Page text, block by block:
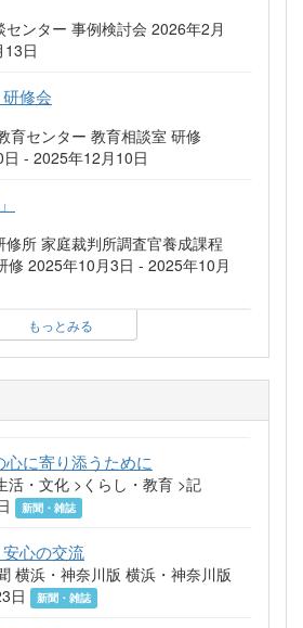
ンター 事例検討会 2026年2月
日
修会
育センター 教育相談室 研修
- 2025年12月10日
所 家庭裁判所調査官養成課程
修 2025年10月3日 - 2025年10月
もっとみる
心に寄り添うために
活・文化 >くらし・教育 >記
新聞・雑誌
心の交流
横浜・神奈川版 横浜・神奈川版
日
新聞・雑誌